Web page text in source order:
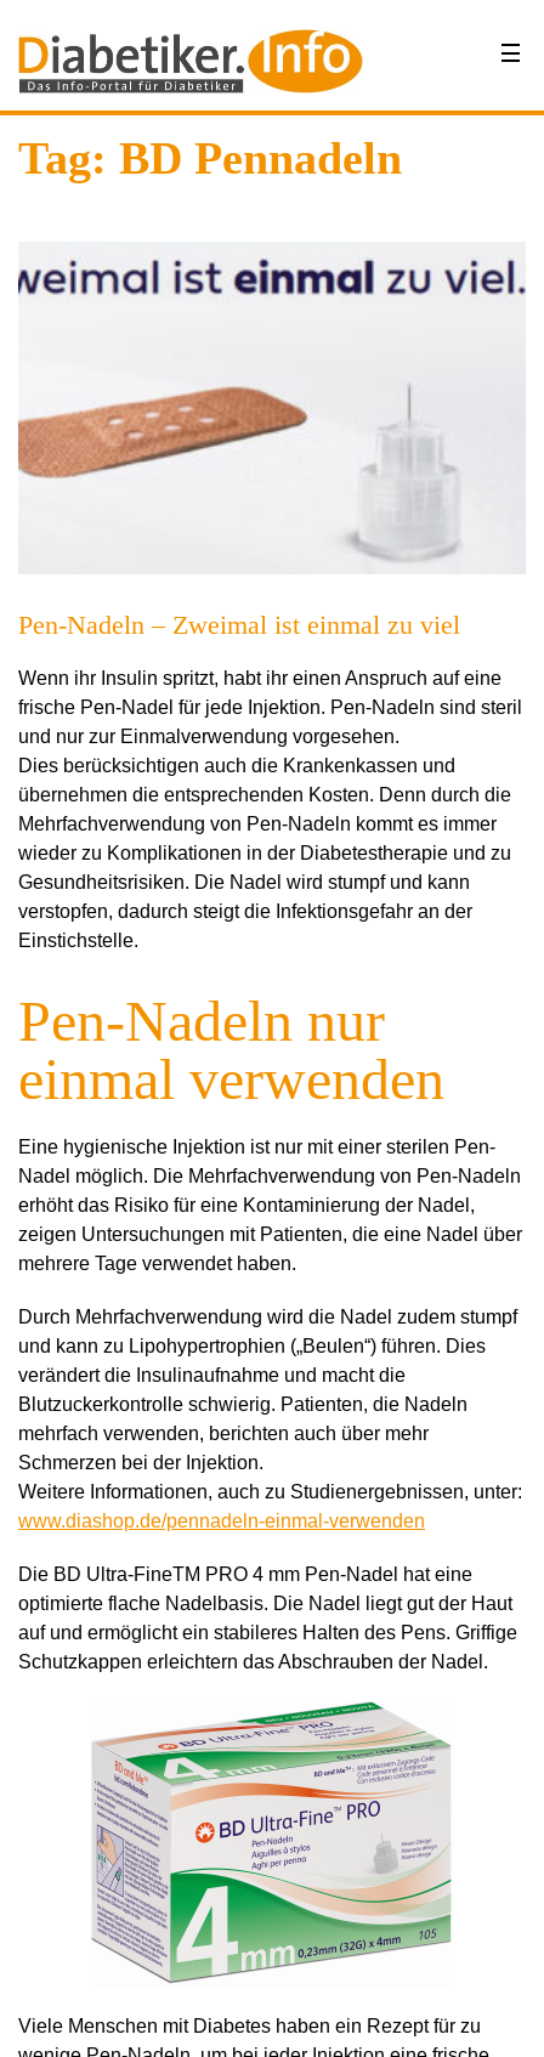
Tag: BD Pennadeln
Pen-Nadeln – Zweimal ist einmal zu viel
Wenn ihr Insulin spritzt, habt ihr einen Anspruch auf eine
frische Pen-Nadel für jede Injektion. Pen-Nadeln sind steril
und nur zur Einmalverwendung vorgesehen.
Dies berücksichtigen auch die Krankenkassen und
übernehmen die entsprechenden Kosten. Denn durch die
Mehrfachverwendung von Pen-Nadeln kommt es immer
wieder zu Komplikationen in der Diabetestherapie und zu
Gesundheitsrisiken. Die Nadel wird stumpf und kann
verstopfen, dadurch steigt die Infektionsgefahr an der
Einstichstelle.
Pen-Nadeln nur
einmal verwenden
Eine hygienische Injektion ist nur mit einer sterilen Pen-
Nadel möglich. Die Mehrfachverwendung von Pen-Nadeln
erhöht das Risiko für eine Kontaminierung der Nadel,
zeigen Untersuchungen mit Patienten, die eine Nadel über
mehrere Tage verwendet haben.
Durch Mehrfachverwendung wird die Nadel zudem stumpf
und kann zu Lipohypertrophien („Beulen“) führen. Dies
verändert die Insulinaufnahme und macht die
Blutzuckerkontrolle schwierig. Patienten, die Nadeln
mehrfach verwenden, berichten auch über mehr
Schmerzen bei der Injektion.
Weitere Informationen, auch zu Studienergebnissen, unter:
www.diashop.de/pennadeln­-einmal-­verwenden
Die BD Ultra-FineTM PRO 4 mm Pen-Nadel hat eine
optimierte flache Nadelbasis. Die Nadel liegt gut der Haut
auf und ermöglicht ein stabileres Halten des Pens. Griffige
Schutzkappen erleichtern das Abschrauben der Nadel.
Viele Menschen mit Diabetes haben ein Rezept für zu